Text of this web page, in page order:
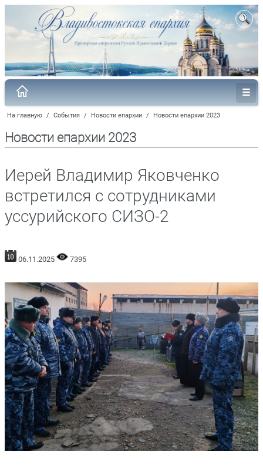
На главную / События / Новости епархии / Новости епархии 2023
Новости епархии 2023
Иерей Владимир Яковченко
встретился с сотрудниками
уссурийского СИЗО-2
06.11.2025 7395